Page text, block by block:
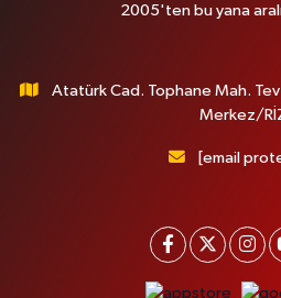
2005'ten bu yana
Atatürk Cad. Tophane Mah.
Merkez/
[email